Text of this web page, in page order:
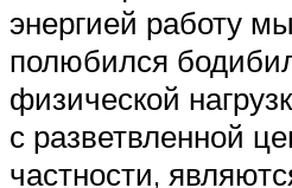
энергией работу
полюбился
физической
с разветвленной
частности,